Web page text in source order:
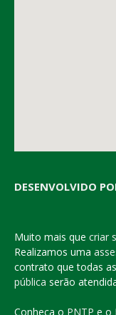
DESENVOLVIDO
Muito mais que criar
Realizamos uma
contrato que todas
pública serão
Conheça o PNTP e o